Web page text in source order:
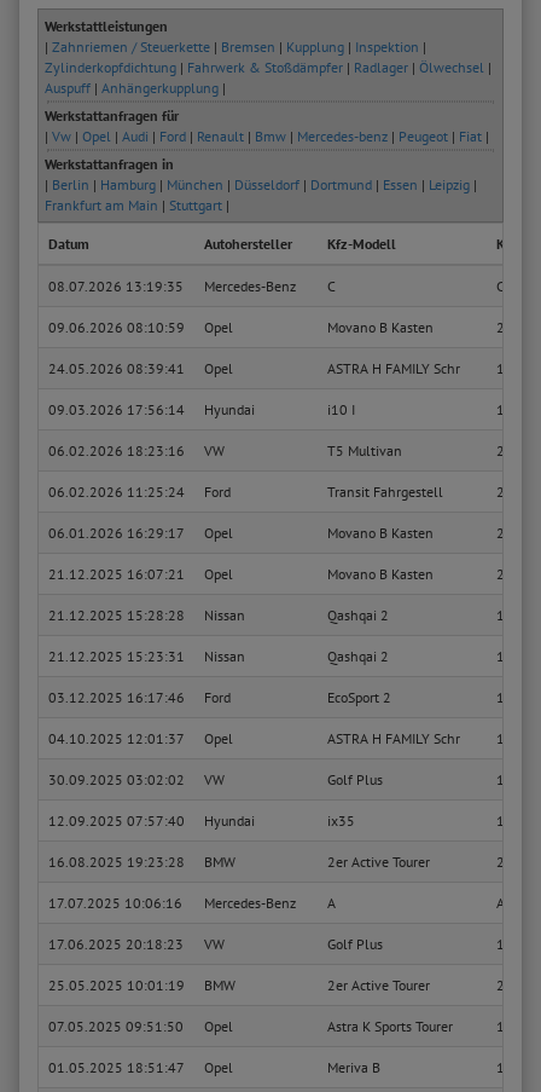
Werkstattleistungen
| Zahnriemen / Steuerkette | Bremsen | Kupplung | Inspektion |
Zylinderkopfdichtung | Fahrwerk & Stoßdämpfer | Radlager | Ölwechsel |
Auspuff | Anhängerkupplung |
Werkstattanfragen für
| Vw | Opel | Audi | Ford | Renault | Bmw | Mercedes-benz | Peugeot | Fiat |
Werkstattanfragen in
| Berlin | Hamburg | München | Düsseldorf | Dortmund | Essen | Leipzig |
Frankfurt am Main | Stuttgart |
Datum Autohersteller Kfz-Modell Kfz-Typ
08.07.2026 13:19:35 Mercedes-Benz C C 180
09.06.2026 08:10:59 Opel Movano B Kasten 2.3
24.05.2026 08:39:41 Opel ASTRA H FAMILY Schr 1.6
09.03.2026 17:56:14 Hyundai i10 I 1.1
06.02.2026 18:23:16 VW T5 Multivan 2.0 TDI
06.02.2026 11:25:24 Ford Transit Fahrgestell 2.2
06.01.2026 16:29:17 Opel Movano B Kasten 2.3
21.12.2025 16:07:21 Opel Movano B Kasten 2.3
21.12.2025 15:28:28 Nissan Qashqai 2 1.6
21.12.2025 15:23:31 Nissan Qashqai 2 1.6
03.12.2025 16:17:46 Ford EcoSport 2 1.0
04.10.2025 12:01:37 Opel ASTRA H FAMILY Schr 1.6
30.09.2025 03:02:02 VW Golf Plus 1.2 TSI
12.09.2025 07:57:40 Hyundai ix35 1.7
16.08.2025 19:23:28 BMW 2er Active Tourer 218i
17.07.2025 10:06:16 Mercedes-Benz A A 150
17.06.2025 20:18:23 VW Golf Plus 1.6 TDI
25.05.2025 10:01:19 BMW 2er Active Tourer 220i
07.05.2025 09:51:50 Opel Astra K Sports Tourer 1.6
01.05.2025 18:51:47 Opel Meriva B 1.4